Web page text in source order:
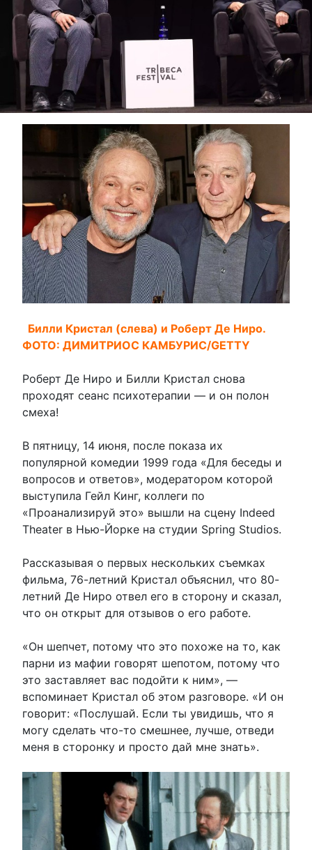
Билли Кристал (слева) и Роберт Де Ниро.
ФОТО: ДИМИТРИОС КАМБУРИС/GETTY
Роберт Де Ниро и Билли Кристал снова
проходят сеанс психотерапии — и он полон
смеха!
В пятницу, 14 июня, после показа их
популярной комедии 1999 года «Для беседы и
вопросов и ответов», модератором которой
выступила Гейл Кинг, коллеги по
«Проанализируй это» вышли на сцену Indeed
Theater в Нью-Йорке на студии Spring Studios.
Рассказывая о первых нескольких съемках
фильма, 76-летний Кристал объяснил, что 80-
летний Де Ниро отвел его в сторону и сказал,
что он открыт для отзывов о его работе.
«Он шепчет, потому что это похоже на то, как
парни из мафии говорят шепотом, потому что
это заставляет вас подойти к ним», —
вспоминает Кристал об этом разговоре. «И он
говорит: «Послушай. Если ты увидишь, что я
могу сделать что-то смешнее, лучше, отведи
меня в сторонку и просто дай мне знать».